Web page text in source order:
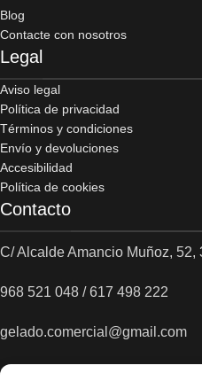
Blog
Contacte con nosotros
Legal
Aviso legal
Política de privacidad
Términos y condiciones
Envío y devoluciones
Accesibilidad
Política de cookies
Contacto
C/ Alcalde Amancio Muñoz, 52,
968 521 048 / 617 498 222
gelado.comercial@gmail.com